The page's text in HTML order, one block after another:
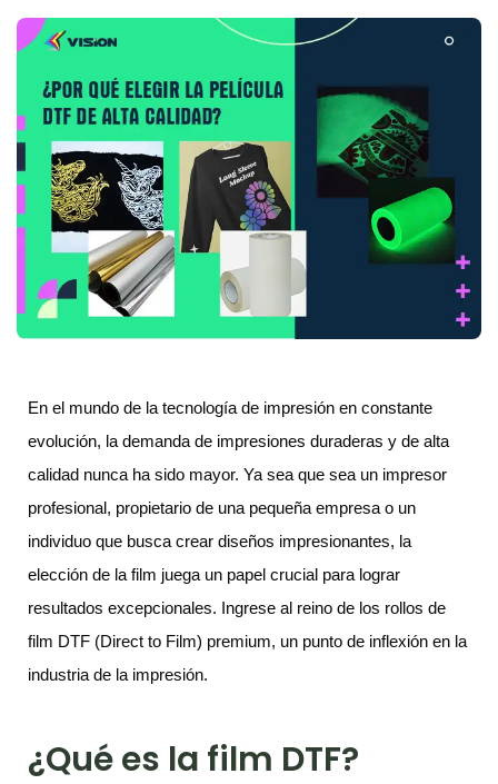
En el mundo de la tecnología de impresión en constante
evolución, la demanda de impresiones duraderas y de alta
calidad nunca ha sido mayor. Ya sea que sea un impresor
profesional, propietario de una pequeña empresa o un
individuo que busca crear diseños impresionantes, la
elección de la film juega un papel crucial para lograr
resultados excepcionales. Ingrese al reino de los rollos de
film DTF (Direct to Film) premium, un punto de inflexión en la
industria de la impresión.
¿Qué es la film DTF?